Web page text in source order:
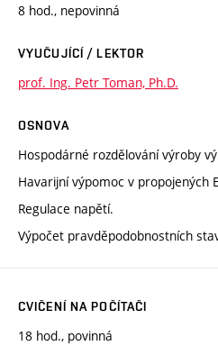
8 hod., nepovinná
VYUČUJÍCÍ / LEKTOR
prof. Ing. Petr Toman, Ph.D.
OSNOVA
Hospodárné rozdělování výroby
Havarijní výpomoc v propojených
Regulace napětí.
Výpočet pravděpodobnostních
CVIČENÍ NA POČÍTAČI
18 hod., povinná